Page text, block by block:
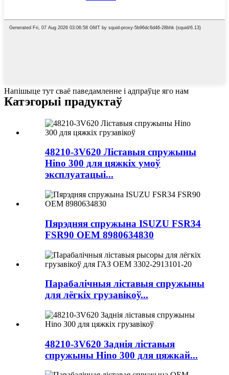
Напішыце тут сваё паведамленне і адпраўце яго нам
Катэгорыі прадуктаў
48210-3V620 Ліставыя спружыны
Hino 300 для цяжкіх умоў
эксплуатацыі...
Пярэдняя спружына ISUZU FSR34
FSR90 OEM 8980634830
Парабалічныя ліставыя спружыны
для лёгкіх грузавікоў...
48210-3V620 Заднія ліставыя
спружыны Hino 300 для цяжкай...